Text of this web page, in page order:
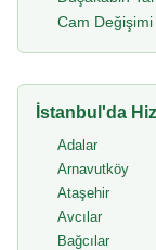
Cam Değişimi
İstanbul'da
Adalar
Arnavutköy
Ataşehir
Avcılar
Bağcılar